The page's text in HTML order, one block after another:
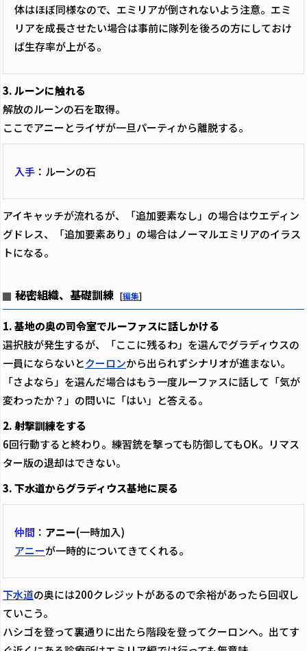
体はほぼ同様なので、エミリアが倒されないよう注意。エミ
リアを成長させたい場合は事前に隊列を後ろの方にしておけ
ば生存率が上がる。
3. ルーンに触れる
解放のルーンの石を取得。
ここでアニーとライザが一旦パーティから離脱する。
入手 ：ルーンの石
アイキャッチが流れるが、「追加要素なし」の場合はウエディン
グドレス、「追加要素あり」の場合はノーマルエミリアのイラス
トになる。
秘密組織、基礎訓練 [編集]
1. 基地の奥の司令室でルーファスに話しかける
選択肢が発生するが、「ここに残るわ」を選んでグラディウスの
一員にならないとクーロンから出られずシナリオが進まない。
「さよなら」を選んだ場合はもう一度ルーファスに話して「気が
変わったか？」の問いに「はい」と答える。
2. 射撃訓練をする
6回行動すると終わり。練習銃を撃っても防御してもOK。リマス
ター版の退却はできない。
3. 下水道からグラディウス基地に戻る
仲間 ： アニー(一時加入)
アニーが一時的についてきてくれる。
下水道の奥には200クレジットがあるので余裕があったら回収し
ていこう。
ハシゴを登って裏通りに出たら階段を登ってクーロンへ。出てす